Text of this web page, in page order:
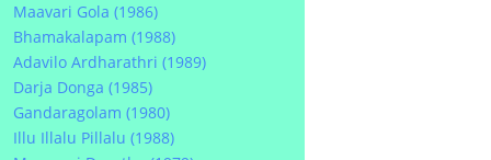
Maavari Gola (1986)
Bhamakalapam (1988)
Adavilo Ardharathri (1989)
Darja Donga (1985)
Gandaragolam (1980)
Illu Illalu Pillalu (1988)